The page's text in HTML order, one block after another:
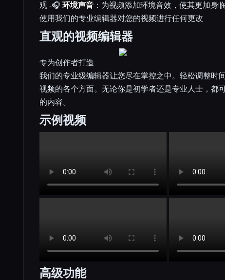
观 -🎧 环境声音 ：为视频添加环境音效，使其更加身
使用我们的专业编辑器对您的视频进行任何更改
直观的视频编辑器
专为创作者打造
我们的专业级编辑器让您尽在掌控之中。轻松调整时
视频的各个方面。无论你是初学者还是专业人士，都
的内容。
示例视频
高级功能